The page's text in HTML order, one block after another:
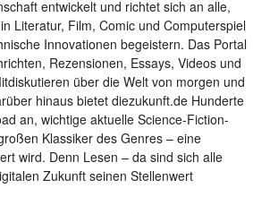
entwickelt und richtet sich an alle,
Literatur, Film, Comic und Computerspiel
Innovationen begeistern. Das Portal
Rezensionen, Essays, Videos und
über die Welt von morgen und
hinaus bietet diezukunft.de Hunderte
an, wichtige aktuelle Science-Fiction-
Klassiker des Genres – eine
wird. Denn Lesen – da sind sich alle
Zukunft seinen Stellenwert